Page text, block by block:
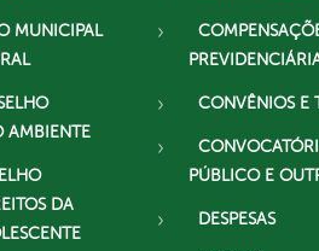
MUNICIPAL
AMBIENTE
DA
CONVÊNIOS E
PÚBLICO E
DESPESAS